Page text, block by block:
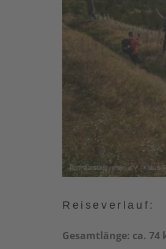
Reiseverlauf:
Gesamtlänge: ca. 74